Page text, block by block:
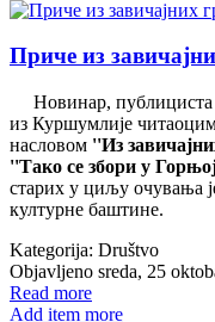
Приче из
Новинар, публициста
из Куршумлије
насловом ''Из
''Тако се збори у
старих у циљу очувања
културне баштине.
Kategorija: Društvo
Objavljeno sreda, 25
Read more
Add item more